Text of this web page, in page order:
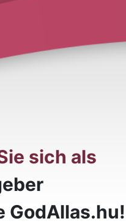
sich als
GodAllas.hu!